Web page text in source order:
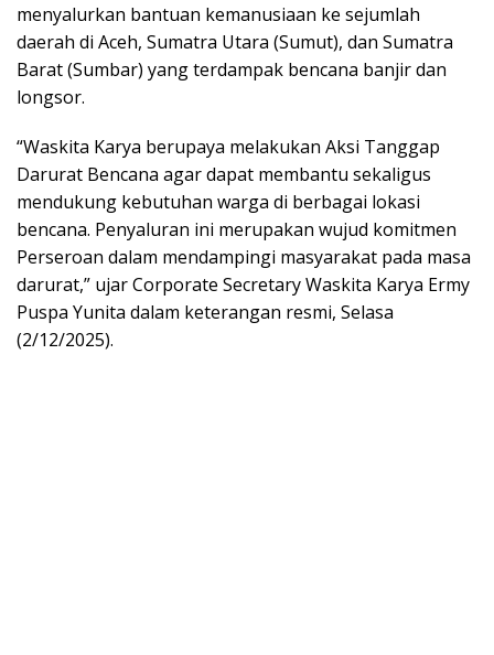
menyalurkan bantuan kemanusiaan ke sejumlah
daerah di Aceh, Sumatra Utara (Sumut), dan Sumatra
Barat (Sumbar) yang terdampak bencana banjir dan
longsor.
“Waskita Karya berupaya melakukan Aksi Tanggap
Darurat Bencana agar dapat membantu sekaligus
mendukung kebutuhan warga di berbagai lokasi
bencana. Penyaluran ini merupakan wujud komitmen
Perseroan dalam mendampingi masyarakat pada masa
darurat,” ujar Corporate Secretary Waskita Karya Ermy
Puspa Yunita dalam keterangan resmi, Selasa
(2/12/2025).